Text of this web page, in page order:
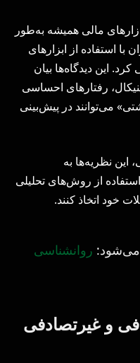
مالی همیشه به‌طور
استفاده از ابزارهای
کرد. این دیدگاه‌ها بیان
رفتارهای احساسی
می‌توانند در پیش‌بینی
این نظریه‌ها به
از روش‌های تحلیلی
خود اتخاذ کنند.
می‌شود: روانشناسی
و غیرتصادفی